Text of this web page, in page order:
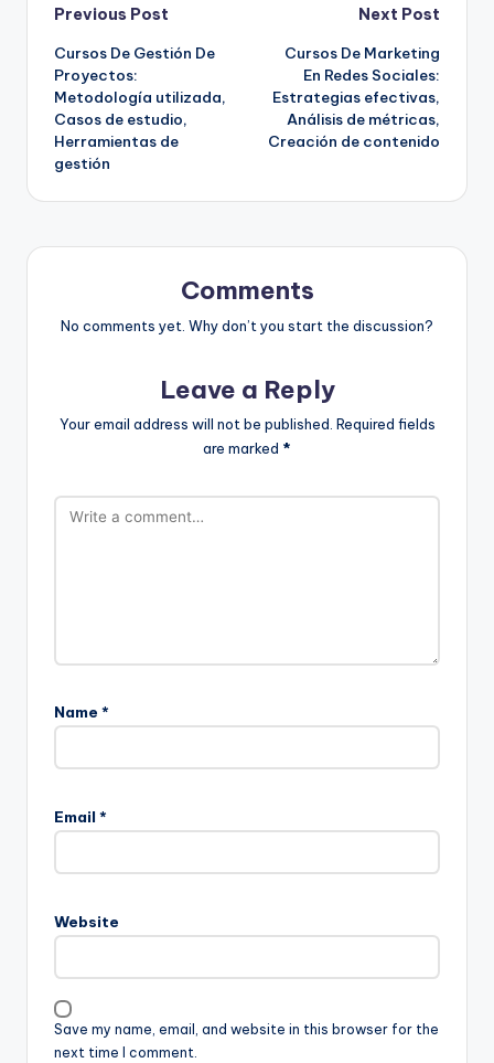
Post
navigation
Previous Post
Cursos De Gestión De
Proyectos:
Metodología utilizada,
Casos de estudio,
Herramientas de
gestión
Next Post
Cursos De Marketing
En Redes Sociales:
Estrategias efectivas,
Análisis de métricas,
Creación de contenido
Comments
No comments yet. Why don’t you start the discussion?
Leave a Reply
Your email address will not be published. Required fields
are marked *
Name *
Email *
Website
Save my name, email, and website in this browser for the
next time I comment.